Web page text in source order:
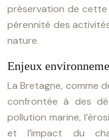
préservation de
pérennité des
nature.
Enjeux
La Bretagne, comme
confrontée à des
pollution marine,
et l’impact du